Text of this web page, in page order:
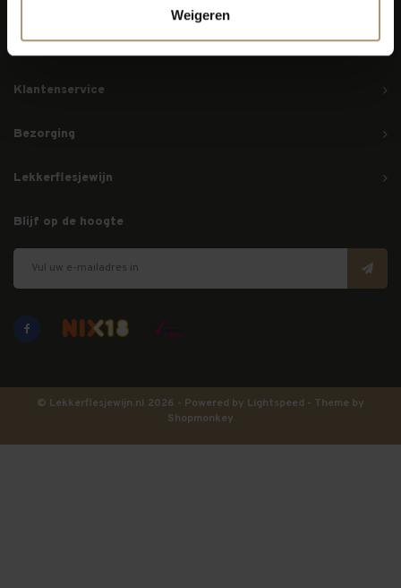
Weigeren
info@lekkerflesjewijn.nl
Klantenservice
Bezorging
Lekkerflesjewijn
Blijf op de hoogte
© Lekkerflesjewijn.nl 2026 - Powered by Lightspeed - Theme by
Shopmonkey